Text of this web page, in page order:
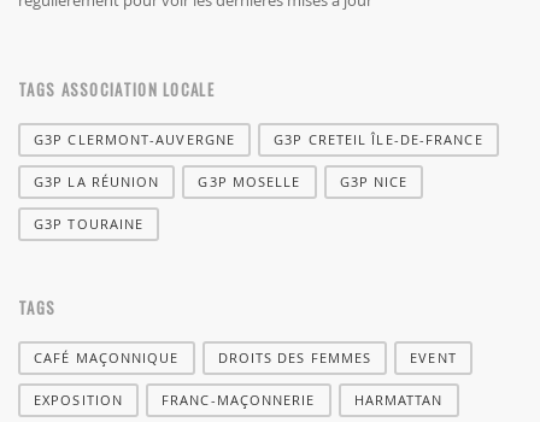
TAGS ASSOCIATION LOCALE
G3P CLERMONT-AUVERGNE G3P CRETEIL ÎLE-DE-FRANCE
G3P LA RÉUNION G3P MOSELLE G3P NICE
G3P TOURAINE
TAGS
CAFÉ MAÇONNIQUE DROITS DES FEMMES EVENT
EXPOSITION FRANC-MAÇONNERIE HARMATTAN